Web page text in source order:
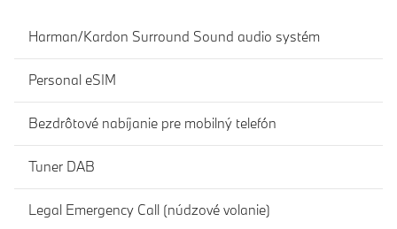
Harman/Kardon Surround Sound audio systém
Personal eSIM
Bezdrôtové nabíjanie pre mobilný telefón
Tuner DAB
Legal Emergency Call (núdzové volanie)